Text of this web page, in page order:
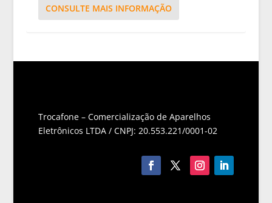
CONSULTE MAIS INFORMAÇÃO
Trocafone – Comercialização de Aparelhos
Eletrônicos LTDA / CNPJ: 20.553.221/0001-02